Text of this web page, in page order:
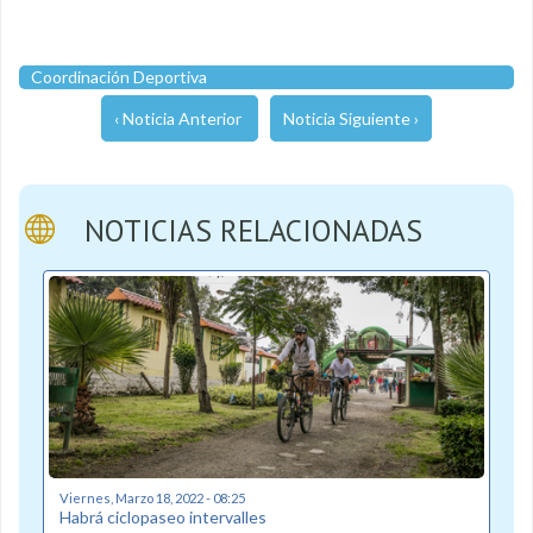
Coordinación Deportiva
‹ Noticia Anterior Noticia Siguiente ›
NOTICIAS RELACIONADAS
Viernes, Marzo 18, 2022 - 08:25
Habrá ciclopaseo intervalles